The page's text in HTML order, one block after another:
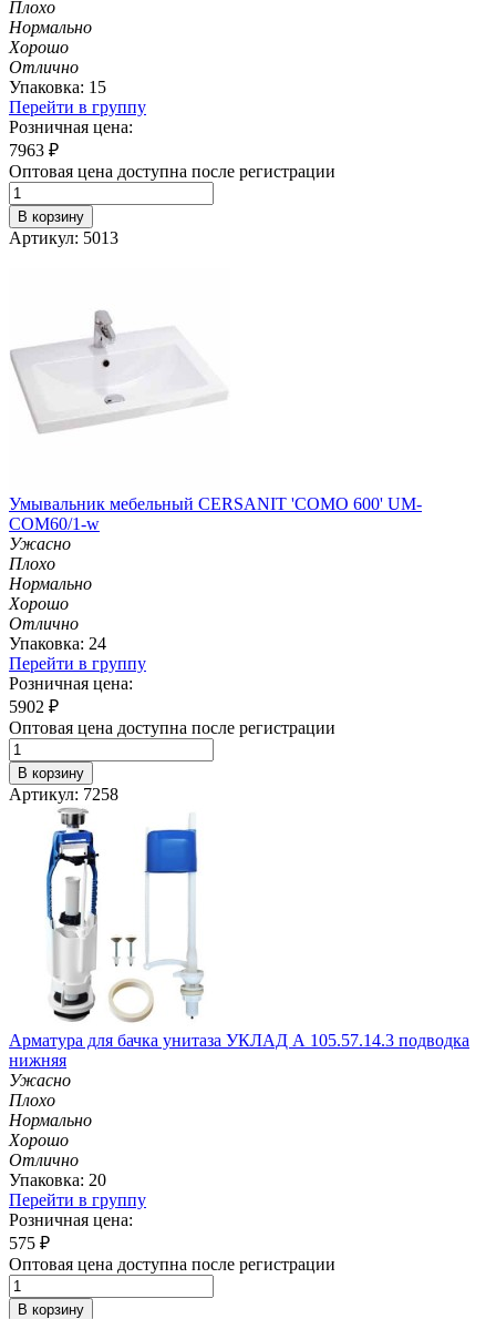
Плохо
Нормально
Хорошо
Отлично
Упаковка: 15
Перейти в группу
Розничная цена:
7963 ₽
Оптовая цена доступна после регистрации
В корзину
Артикул: 5013
Умывальник мебельный CERSANIT 'СОМО 600' UM-
COM60/1-w
Ужасно
Плохо
Нормально
Хорошо
Отлично
Упаковка: 24
Перейти в группу
Розничная цена:
5902 ₽
Оптовая цена доступна после регистрации
В корзину
Артикул: 7258
Арматура для бачка унитаза УКЛАД А 105.57.14.3 подводка
нижняя
Ужасно
Плохо
Нормально
Хорошо
Отлично
Упаковка: 20
Перейти в группу
Розничная цена:
575 ₽
Оптовая цена доступна после регистрации
В корзину